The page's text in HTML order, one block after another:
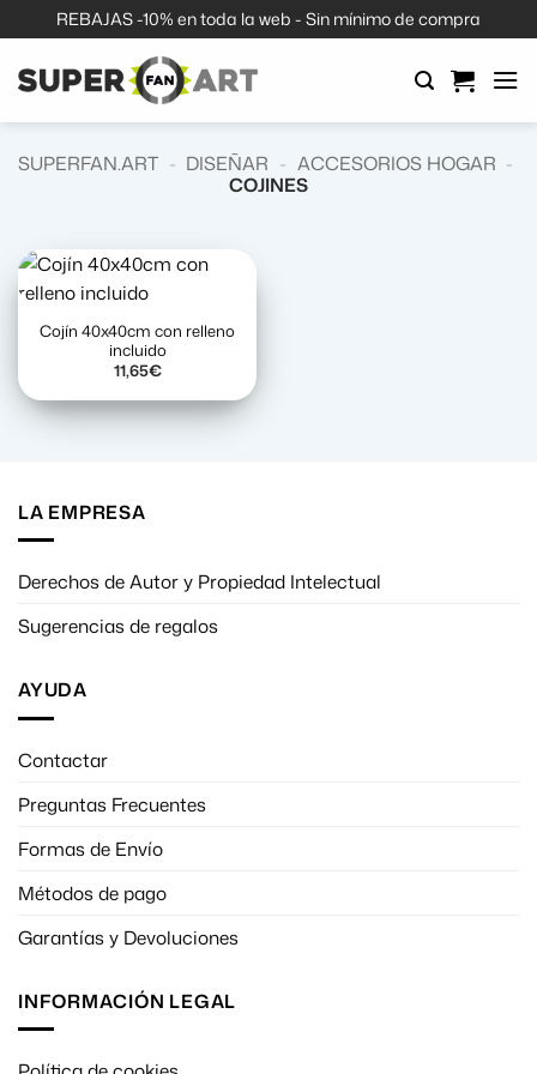
al
contenido
REBAJAS -10% en toda la web - Sin mínimo de compra
SUPERFAN.ART - DISEÑAR - ACCESORIOS HOGAR -
COJINES
Cojín 40x40cm con relleno
incluido
11,65€
LA EMPRESA
Derechos de Autor y Propiedad Intelectual
Sugerencias de regalos
AYUDA
Contactar
Preguntas Frecuentes
Formas de Envío
Métodos de pago
Garantías y Devoluciones
INFORMACIÓN LEGAL